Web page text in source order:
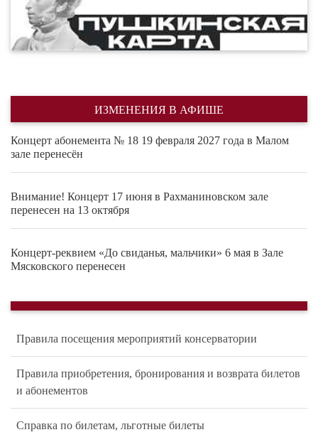
ИЗМЕНЕНИЯ В АФИШЕ
Концерт абонемента № 18 19 февраля 2027 года в Малом
зале перенесён
Внимание! Концерт 17 июня в Рахманиновском зале
перенесен на 13 октября
Концерт-реквием «До свиданья, мальчики» 6 мая в Зале
Мясковского перенесен
Правила посещения мероприятий консерватории
Правила приобретения, бронирования и возврата билетов
и абонементов
Справка по билетам, льготные билеты